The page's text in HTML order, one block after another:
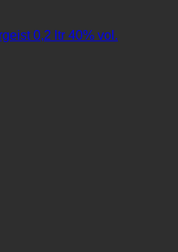
0,2 ltr 40% vol.